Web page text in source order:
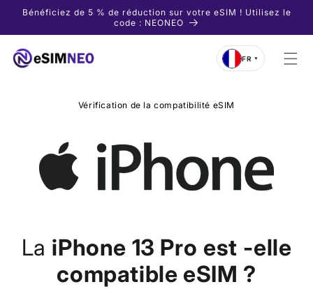
passer
Bénéficiez de 5 % de réduction sur votre eSIM ! Utilisez le
code : NEONEO
FR ▼
Vérification de la compatibilité eSIM
La iPhone 13 Pro est -elle
compatible eSIM ?